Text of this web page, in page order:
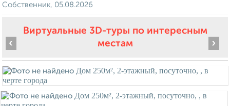
Собственник, 05.08.2026
Виртуальные 3D-туры по интересным
местам
‹ ›